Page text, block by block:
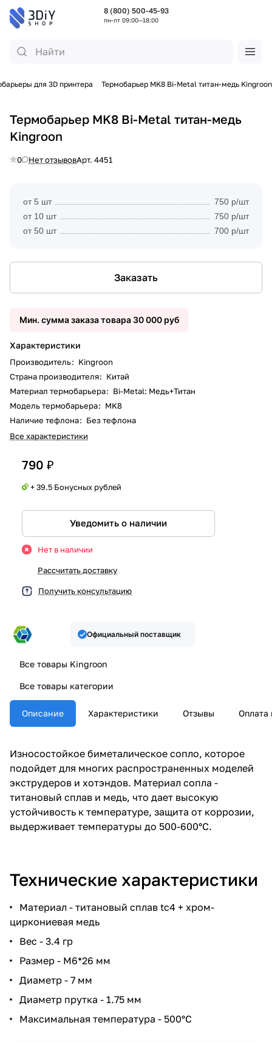
8 (800) 500-45-93
пн-пт 09:00—18:00
для 3D принтера Термобарьер MK8 Bi-Metal титан-медь Kingroon
Термобарьер MK8 Bi-Metal титан-медь
Kingroon
0 Нет отзывовАрт. 4451
от 5 шт
750 р/шт
от 10 шт
750 р/шт
от 50 шт
700 р/шт
Заказать
Мин. сумма заказа товара 30 000 руб
Характеристики
Производитель: Kingroon
Страна производителя: Китай
Материал термобарьера: Bi-Metal: Медь+Титан
Модель термобарьера: MK8
Наличие тефлона: Без тефлона
Все характеристики
790 ₽
+ 39.5 Бонусных рублей
Уведомить о наличии
Нет в наличии
Рассчитать доставку
Получить консультацию
Официальный поставщик
Все товары Kingroon
Все товары категории
Описание Характеристики Отзывы Оплата
Износостойкое биметалическое сопло, которое
подойдет для многих распространенных моделей
экструдеров и хотэндов. Материал сопла -
титановый сплав и медь, что дает высокую
устойчивость к температуре, защита от коррозии,
выдерживает температуры до 500-600°C.
Технические характеристики
Материал - титановый сплав tc4 + хром-
циркониевая медь
Вес - 3.4 гр
Размер - M6*26 мм
Диаметр - 7 мм
Диаметр прутка - 1.75 мм
Максимальная температура - 500°C